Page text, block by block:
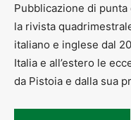
Pubblicazione di
la rivista
italiano e inglese dal
Italia e all’estero le
da Pistoia e dalla sua